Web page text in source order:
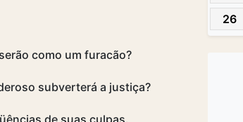
como um furacão?
subverterá a justiça?
de suas culpas.
26